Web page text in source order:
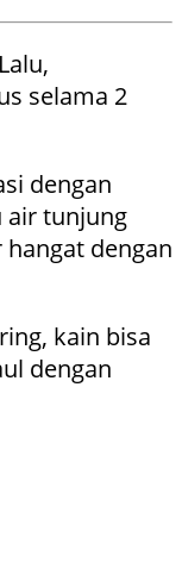
selama 2
dengan
air tunjung
dengan
kain bisa
dengan